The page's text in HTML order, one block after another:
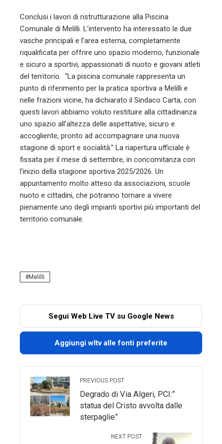
Conclusi i lavori di ristrutturazione alla Piscina
Comunale di Melilli. L’intervento ha interessato le due
vasche principali e l’area esterna, completamente
riqualificata per offrire uno spazio moderno, funzionale
e sicuro a sportivi, appassionati di nuoto e giovani atleti
del territorio. “La piscina comunale rappresenta un
punto di riferimento per la pratica sportiva a Melilli e
nelle frazioni vicine, ha dichiarato il Sindaco Carta, con
questi lavori abbiamo voluto restituire alla cittadinanza
uno spazio all’altezza delle aspettative, sicuro e
accogliente, pronto ad accompagnare una nuova
stagione di sport e socialità.” La riapertura ufficiale è
fissata per il mese di settembre, in concomitanza con
l’inizio della stagione sportiva 2025/2026. Un
appuntamento molto atteso da associazioni, scuole
nuoto e cittadini, che potranno tornare a vivere
pienamente uno degli impianti sportivi più importanti del
territorio comunale.
Melilli
Segui Web Live TV su Google News
Aggiungi wltv alle fonti preferite
PREVIOUS POST
Degrado di Via Algeri, PCI:”
statua del Cristo avvolta dalle
sterpaglie”
NEXT POST